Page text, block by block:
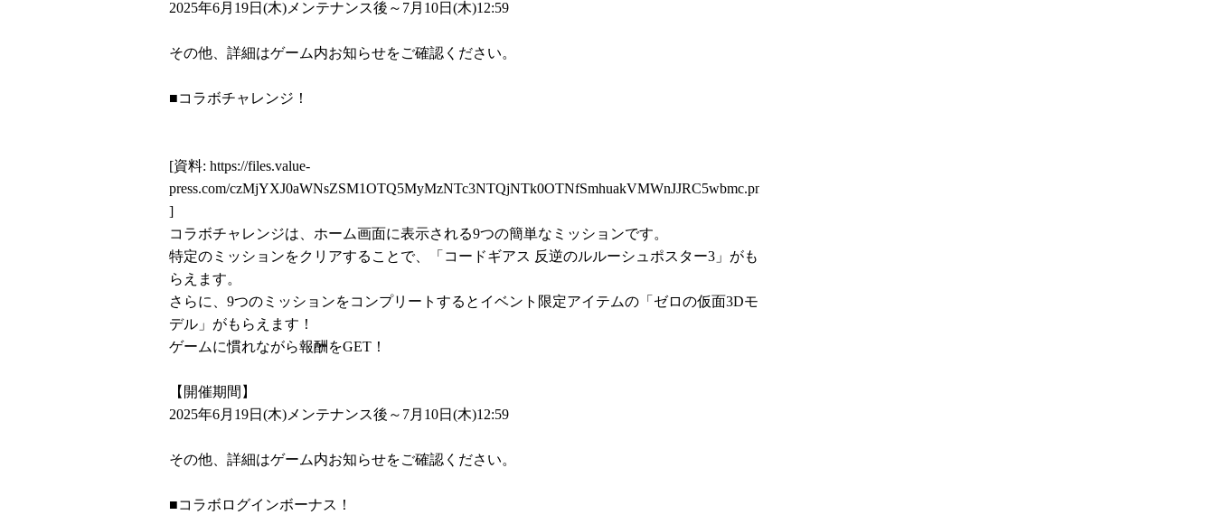
2025年6月19日(木)メンテナンス後～7月10日(木)12:59
その他、詳細はゲーム内お知らせをご確認ください。
■コラボチャレンジ！
[資料: https://files.value-
press.com/czMjYXJ0aWNsZSM1OTQ5MyMzNTc3NTQjNTk0OTNfSmhuakVMWnJJRC5wbmc.png
]
コラボチャレンジは、ホーム画面に表示される9つの簡単なミッションです。
特定のミッションをクリアすることで、「コードギアス 反逆のルルーシュポスター3」がも
らえます。
さらに、9つのミッションをコンプリートするとイベント限定アイテムの「ゼロの仮面3Dモ
デル」がもらえます！
ゲームに慣れながら報酬をGET！
【開催期間】
2025年6月19日(木)メンテナンス後～7月10日(木)12:59
その他、詳細はゲーム内お知らせをご確認ください。
■コラボログインボーナス！